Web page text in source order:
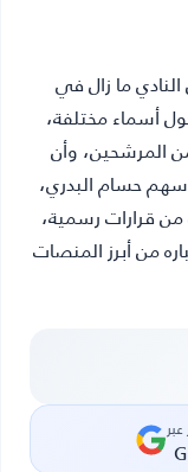
ما زال في
أسماء مختلفة،
المرشحين، وأن
حسام البدري،
قرارات رسمية،
من أبرز المنصات